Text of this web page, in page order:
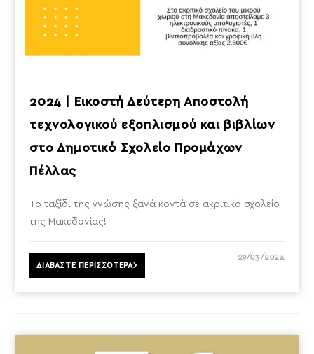
2024 | Εικοστή Δεύτερη Αποστολή
τεχνολογικού εξοπλισμού και βιβλίων
στο Δημοτικό Σχολείο Προμάχων
Πέλλας
Το ταξίδι της γνώσης ξανά κοντά σε ακριτικό σχολείο
της Μακεδονίας!
ΔΙΑΒΑΣΤΕ ΠΕΡΙΣΣΟΤΕΡΑ
29/03/2024